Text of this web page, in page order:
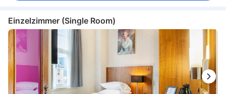
Einzelzimmer (Single Room)